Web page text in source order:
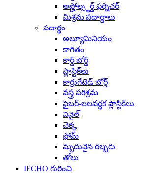
అప్హోల్స్టర్డ్ ఫర్నిచర్
మిశ్రమ పదార్థాలు
పదార్థం
అల్యూమినియం
కాగితం
కార్డ్ బోర్డ్
ప్లాస్టిక్‌లు
కార్రుగేటెడ్ బోర్డ్
వస్త్ర పరిశ్రమ
ఫైబర్-బలవర్ధక ప్లాస్టిక్‌లు
వినైల్
చెక్క
ఫోమ్
మృదువైన రబ్బరు
తోలు
IECHO గురించి